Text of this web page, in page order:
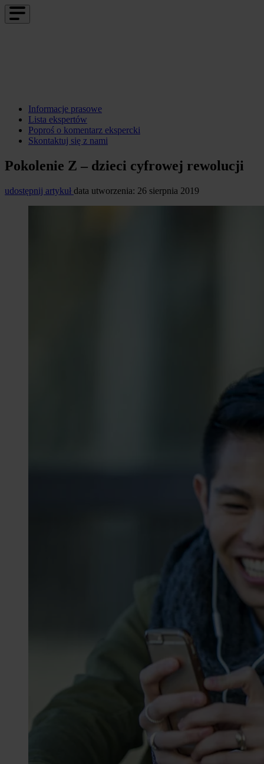
Informacje prasowe
Lista ekspertów
Poproś o komentarz ekspercki
Skontaktuj się z nami
Pokolenie Z – dzieci cyfrowej rewolucji
udostępnij artykuł data utworzenia: 26 sierpnia 2019